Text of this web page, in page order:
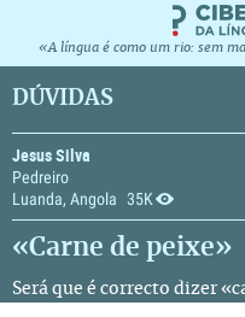
«A língua é como um rio: sem
DÚVIDAS
Jesus Silva
Pedreiro
Luanda, Angola 35K
«Carne de peixe»
Será que é correcto dizer